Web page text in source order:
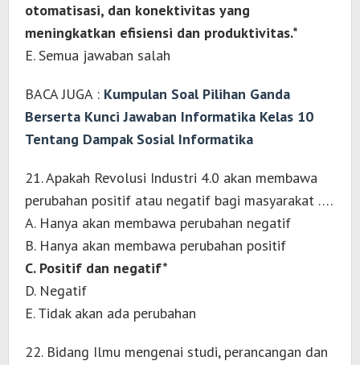
otomatisasi, dan konektivitas yang
meningkatkan efisiensi dan produktivitas.*
E. Semua jawaban salah
BACA JUGA : Kumpulan Soal Pilihan Ganda
Berserta Kunci Jawaban Informatika Kelas 10
Tentang Dampak Sosial Informatika
21. Apakah Revolusi Industri 4.0 akan membawa
perubahan positif atau negatif bagi masyarakat ….
A. Hanya akan membawa perubahan negatif
B. Hanya akan membawa perubahan positif
C. Positif dan negatif*
D. Negatif
E. Tidak akan ada perubahan
22. Bidang Ilmu mengenai studi, perancangan dan